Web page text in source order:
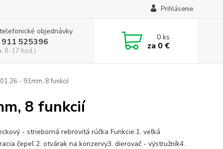
Prihlásenie
objednávky.
525396
8-17 hod.)
0ks
za 0 €
- 93mm, 8 funkcií
8 funkcií
- strieborná rebrovitá rúčka Funkcie:1. veľká
čepeľ 2. otvárak na konzervy3. dierovač - výstružník4.